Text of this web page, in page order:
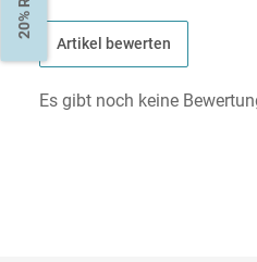
Artikel bewerten
Es gibt noch keine